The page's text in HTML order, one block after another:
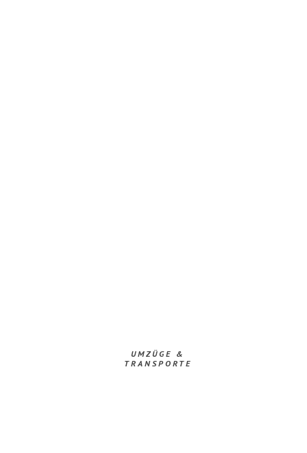
UMZÜGE &
TRANSPORTE